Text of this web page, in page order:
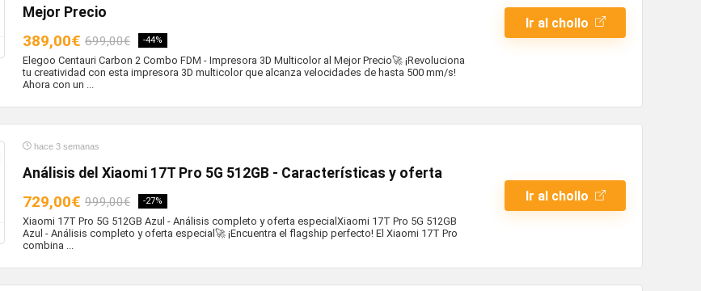
Mejor Precio
389,00€ 699,00€ -44%
Elegoo Centauri Carbon 2 Combo FDM - Impresora 3D Multicolor al Mejor Precio🚀 ¡Revoluciona
tu creatividad con esta impresora 3D multicolor que alcanza velocidades de hasta 500 mm/s!
Ahora con un ...
Ir al chollo
hace 3 semanas
Análisis del Xiaomi 17T Pro 5G 512GB - Características y oferta
729,00€ 999,00€ -27%
Xiaomi 17T Pro 5G 512GB Azul - Análisis completo y oferta especialXiaomi 17T Pro 5G 512GB
Azul - Análisis completo y oferta especial🚀 ¡Encuentra el flagship perfecto! El Xiaomi 17T Pro
combina ...
Ir al chollo